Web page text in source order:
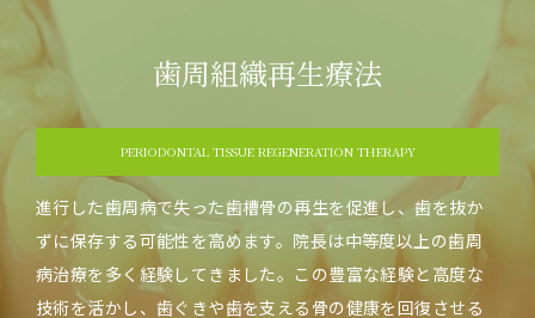
歯周組織再生療法
PERIODONTAL TISSUE REGENERATION THERAPY
進行した歯周病で失った歯槽骨の再生を促進し、歯を抜か
ずに保存する可能性を高めます。院長は中等度以上の歯周
病治療を多く経験してきました。この豊富な経験と高度な
技術を活かし、歯ぐきや歯を支える骨の健康を回復させる